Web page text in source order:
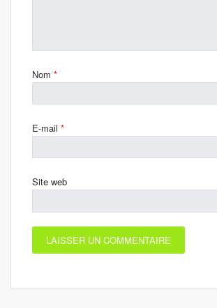
Nom *
E-mail *
Site web